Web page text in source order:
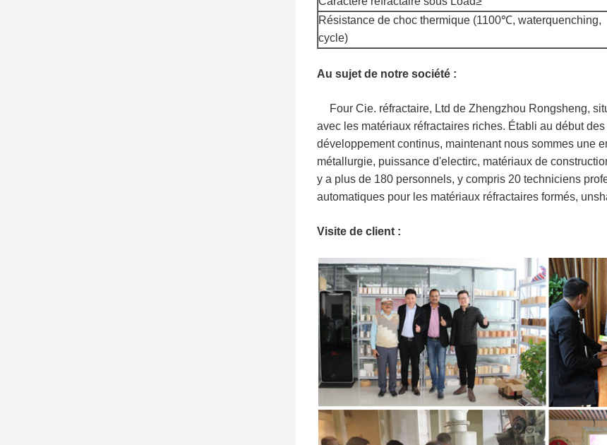
Résistance de choc thermique (1100℃, waterquenching,
cycle)
Au sujet de notre société :
Four Cie. réfractaire, Ltd de Zhengzhou Rongsheng,
avec les matériaux réfractaires riches. Établi au début
développement continus, maintenant nous sommes une
métallurgie, puissance d'electirc, matériaux de
y a plus de 180 personnels, y compris 20 techniciens
automatiques pour les matériaux réfractaires formés,
Visite de client :